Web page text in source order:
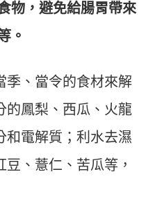
物，避免給腸胃帶來
。
季、當令的食材來解
的鳳梨、西瓜、火龍
和電解質；利水去濕
、薏仁、苦瓜等，